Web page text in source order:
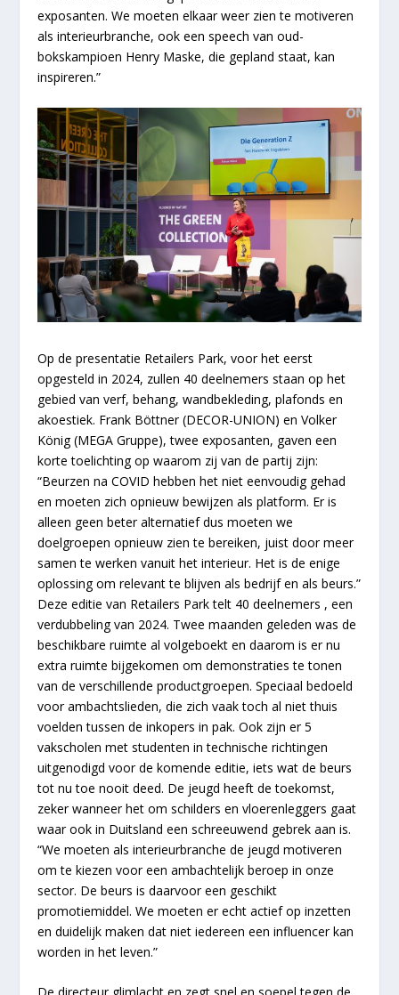
exposanten. We moeten elkaar weer zien te motiveren
als interieurbranche, ook een speech van oud-
bokskampioen Henry Maske, die gepland staat, kan
inspireren.”
Op de presentatie Retailers Park, voor het eerst
opgesteld in 2024, zullen 40 deelnemers staan op het
gebied van verf, behang, wandbekleding, plafonds en
akoestiek. Frank Böttner (DECOR-UNION) en Volker
König (MEGA Gruppe), twee exposanten, gaven een
korte toelichting op waarom zij van de partij zijn:
“Beurzen na COVID hebben het niet eenvoudig gehad
en moeten zich opnieuw bewijzen als platform. Er is
alleen geen beter alternatief dus moeten we
doelgroepen opnieuw zien te bereiken, juist door meer
samen te werken vanuit het interieur. Het is de enige
oplossing om relevant te blijven als bedrijf en als beurs.”
Deze editie van Retailers Park telt 40 deelnemers , een
verdubbeling van 2024. Twee maanden geleden was de
beschikbare ruimte al volgeboekt en daarom is er nu
extra ruimte bijgekomen om demonstraties te tonen
van de verschillende productgroepen. Speciaal bedoeld
voor ambachtslieden, die zich vaak toch al niet thuis
voelden tussen de inkopers in pak. Ook zijn er 5
vakscholen met studenten in technische richtingen
uitgenodigd voor de komende editie, iets wat de beurs
tot nu toe nooit deed. De jeugd heeft de toekomst,
zeker wanneer het om schilders en vloerenleggers gaat
waar ook in Duitsland een schreeuwend gebrek aan is.
“We moeten als interieurbranche de jeugd motiveren
om te kiezen voor een ambachtelijk beroep in onze
sector. De beurs is daarvoor een geschikt
promotiemiddel. We moeten er echt actief op inzetten
en duidelijk maken dat niet iedereen een influencer kan
worden in het leven.”